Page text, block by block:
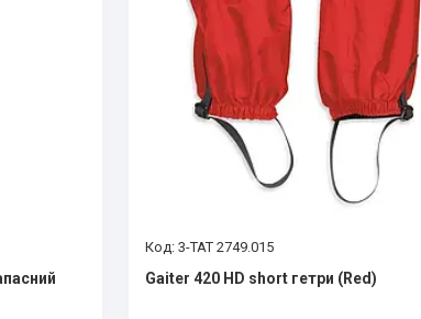
3-TAT 2749.015
Gaiter 420 HD short гетри (Red)